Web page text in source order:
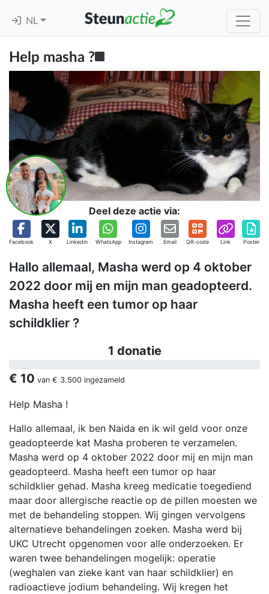
NL
Help masha ?‍
Deel deze actie via:
Facebook X Linkedin WhatsApp Instagram Email QR-code Link Poster
Hallo allemaal, Masha werd op 4 oktober
2022 door mij en mijn man geadopteerd.
Masha heeft een tumor op haar
schildklier ?
1 donatie
€ 10 van € 3.500 ingezameld
Help Masha !
Hallo allemaal, ik ben Naida en ik wil geld voor onze
geadopteerde kat Masha proberen te verzamelen.
Masha werd op 4 oktober 2022 door mij en mijn man
geadopteerd. Masha heeft een tumor op haar
schildklier gehad. Masha kreeg medicatie toegediend
maar door allergische reactie op de pillen moesten we
met de behandeling stoppen. Wij gingen vervolgens
alternatieve behandelingen zoeken. Masha werd bij
UKC Utrecht opgenomen voor alle onderzoeken. Er
waren twee behandelingen mogelijk: operatie
(weghalen van zieke kant van haar schildklier) en
radioactieve jodium behandeling. Wij kregen het